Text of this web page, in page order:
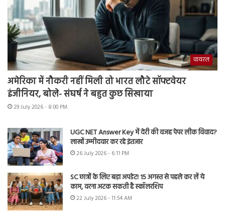
वायरल
अमेरिका में नौकरी नहीं मिली तो भारत लौटे सॉफ्टवेयर
इंजीनियर, बोले- संघर्ष ने बहुत कुछ सिखाया
29 July 2026 - 8:00 PM
UGC NET Answer Key में देरी की वजह पेपर लीक विवाद?
लाखों उम्मीदवार कर रहे इंतजार
26 July 2026 - 6:11 PM
SC छात्रों के लिए बड़ा अपडेट! 15 अगस्त से पहले कर लें ये
काम, वरना अटक सकती है स्कॉलरशिप
22 July 2026 - 11:54 AM